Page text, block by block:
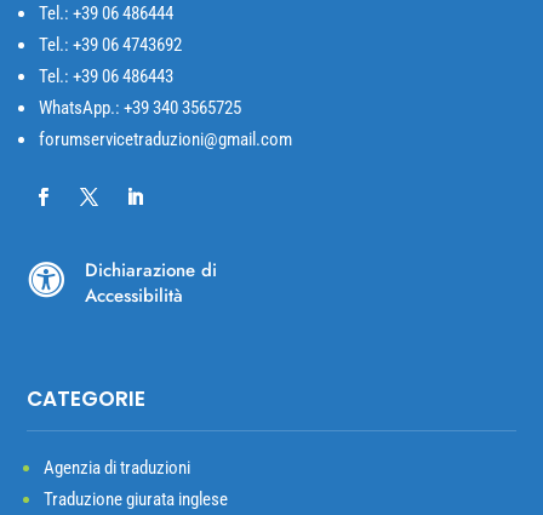
Tel.: +3906 486444
Tel.: +39 06 4743692
Tel.: +39 06 486443
WhatsApp.: +39 340 3565725
forumservicetraduzioni@gmail.com

Dichiarazione di
Accessibilità
CATEGORIE
Agenzia di traduzioni
Traduzione giurata inglese